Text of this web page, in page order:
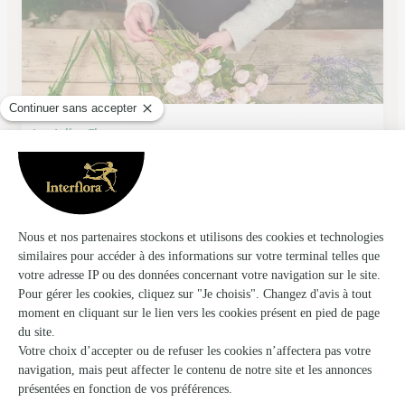
Les Jolies Fleurs
★★★★4.8 (61)
34 rue du commandement unique
Voir la boutique